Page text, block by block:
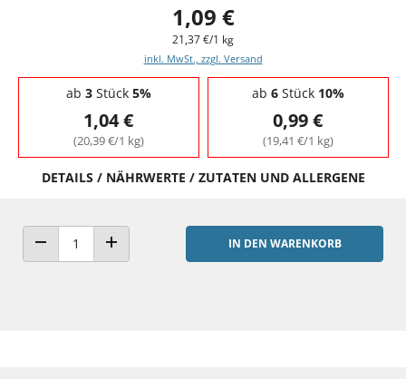
1,09 €
21,37 €/1 kg
inkl. MwSt., zzgl. Versand
Staffelpreise - Mengenrabatt
ab 3Stück 5%
1,04 €
(20,39 €/1 kg)
ab 6Stück 10%
0,99 €
(19,41 €/1 kg)
DETAILS / NÄHRWERTE / ZUTATEN UND ALLERGENE
ANZAHL VERRINGERNANZAHL ERHÖHEN
IN DEN WARENKORB